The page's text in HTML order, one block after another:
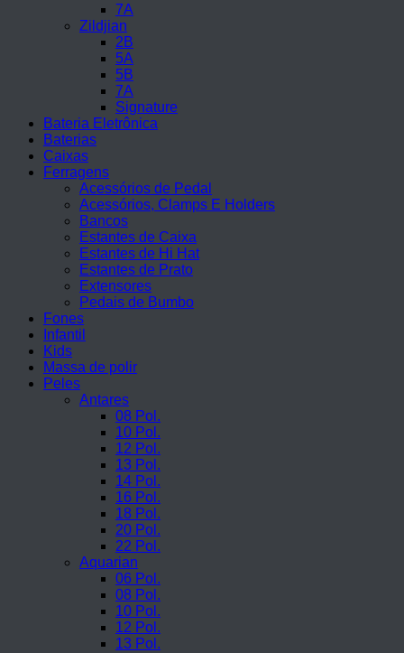
7A
Zildjian
2B
5A
5B
7A
Signature
Bateria Eletrônica
Baterias
Caixas
Ferragens
Acessórios de Pedal
Acessórios, Clamps E Holders
Bancos
Estantes de Caixa
Estantes de Hi Hat
Estantes de Prato
Extensores
Pedais de Bumbo
Fones
Infantil
Kids
Massa de polir
Peles
Antares
08 Pol.
10 Pol.
12 Pol.
13 Pol.
14 Pol.
16 Pol.
18 Pol.
20 Pol.
22 Pol.
Aquarian
06 Pol.
08 Pol.
10 Pol.
12 Pol.
13 Pol.